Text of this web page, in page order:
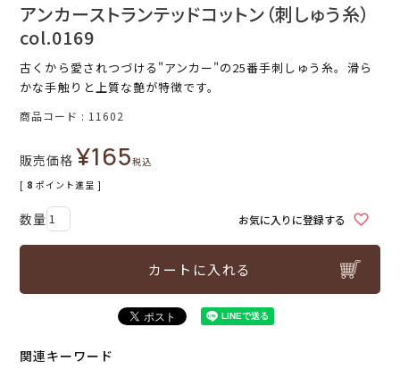
アンカーストランテッドコットン（刺しゅう糸）
col.0169
古くから愛されつづける"アンカー"の25番手刺しゅう糸。滑ら
かな手触りと上質な艶が特徴です。
商品コード 11602
販売価格 ¥165税込
[ 8 ポイント進呈 ]
お気に入りに登録する
カートに入れる
関連キーワード